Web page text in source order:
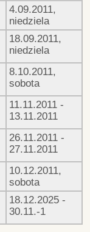
4.09.2011,
niedziela
18.09.2011,
niedziela
8.10.2011,
sobota
11.11.2011 -
13.11.2011
26.11.2011 -
27.11.2011
10.12.2011,
sobota
18.12.2025 -
30.11.-1